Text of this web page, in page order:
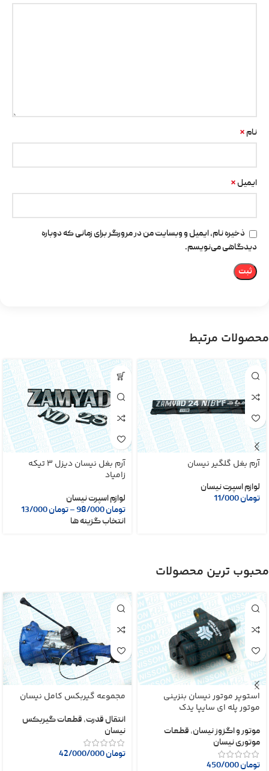
نام *
ایمیل *
ذخیره نام، ایمیل و وبسایت من در مرورگر برای زمانی که دوباره
دیدگاهی می‌نویسم.
محصولات مرتبط
آرم بغل گلگیر نیسان
لوازم اسپرت نیسان
تومان
آرم بغل نیسان دیزل 3 تیکه
زامیاد
لوازم اسپرت نیسان
تومان
–تومان
انتخاب گزینه ها
محبوب ترین محصولات
استوپر موتور نیسان بنزینی
موتور پله ای سایپا یدک
موتور و اگزوز نیسان, قطعات
موتوری نیسان
تومان
مجموعه گیربکس کامل نیسان
انتقال قدرت, قطعات گیربکس
نیسان
تومان